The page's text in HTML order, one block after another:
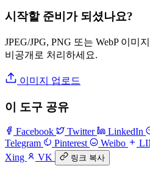
시작할 준비가 되셨나요?
JPEG/JPG, PNG 또는 WebP 이미
비공개로 처리하세요.
이미지 업로드
이 도구 공유
Facebook Twitter LinkedIn
Telegram
Pinterest Weibo
Xing
VK 링크 복사